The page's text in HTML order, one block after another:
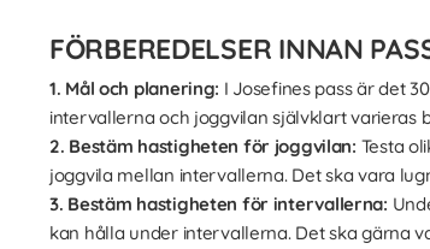
FÖRBEREDELSER INNAN
1. Mål och planering: I Josefines pass är det
intervallerna och joggvilan självklart varieras
2. Bestäm hastigheten för joggvilan: Testa
joggvila mellan intervallerna. Det ska vara
3. Bestäm hastigheten för intervallerna:
kan hålla under intervallerna. Det ska gärna